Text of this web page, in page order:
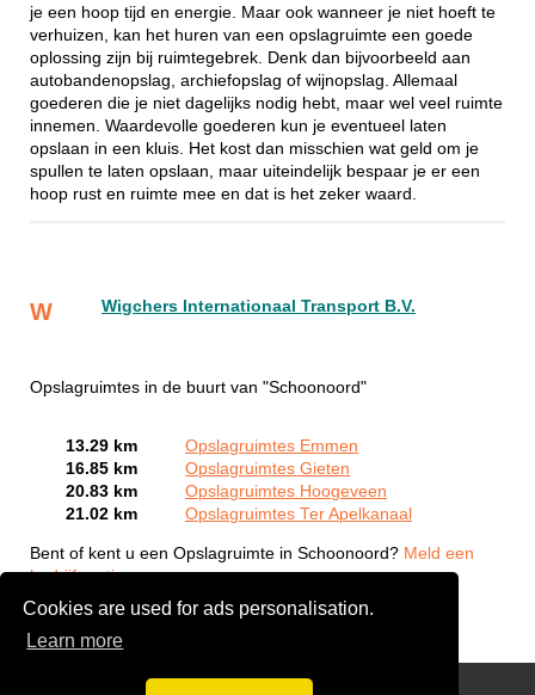
Cookies are used for ads personalisation.
Learn more
je een hoop tijd en energie. Maar ook wanneer je niet hoeft te
verhuizen, kan het huren van een opslagruimte een goede
oplossing zijn bij ruimtegebrek. Denk dan bijvoorbeeld aan
autobandenopslag, archiefopslag of wijnopslag. Allemaal
goederen die je niet dagelijks nodig hebt, maar wel veel ruimte
innemen. Waardevolle goederen kun je eventueel laten
opslaan in een kluis. Het kost dan misschien wat geld om je
spullen te laten opslaan, maar uiteindelijk bespaar je er een
hoop rust en ruimte mee en dat is het zeker waard.
W Wigchers Internationaal Transport B.V.
Opslagruimtes in de buurt van "Schoonoord"
13.29 km
Opslagruimtes Emmen
16.85 km
Opslagruimtes Gieten
20.83 km
Opslagruimtes Hoogeveen
21.02 km
Opslagruimtes Ter Apelkanaal
Bent of kent u een Opslagruimte in Schoonoord? Meld een
bedrijf gratis aan